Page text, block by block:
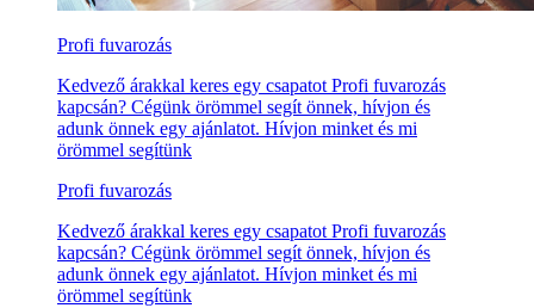
Profi fuvarozás
Kedvező árakkal keres egy csapatot Profi fuvarozás
kapcsán? Cégünk örömmel segít önnek, hívjon és
adunk önnek egy ajánlatot. Hívjon minket és mi
örömmel segítünk
Profi fuvarozás
Kedvező árakkal keres egy csapatot Profi fuvarozás
kapcsán? Cégünk örömmel segít önnek, hívjon és
adunk önnek egy ajánlatot. Hívjon minket és mi
örömmel segítünk